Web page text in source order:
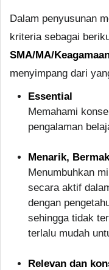
Dalam penyusunan
kriteria sebagai
SMA/MA/
menyimpang dari
Essential
Memahami
pengalaman
Menarik,
Menumbuhkan
secara aktif
dengan
sehingga tidak
terlalu mudah
Relevan dan